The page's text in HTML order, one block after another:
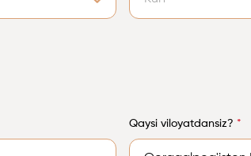
Qaysi viloyatdansiz? *